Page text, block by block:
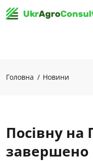
Головна Новини
Посівну на
завершено